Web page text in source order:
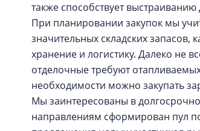
также способствует
При планировании закупок мы
значительных складских запасов,
хранение и логистику. Далеко не
отделочные требуют
необходимости можно закупать
Мы заинтересованы в
направлениям сформирован пул